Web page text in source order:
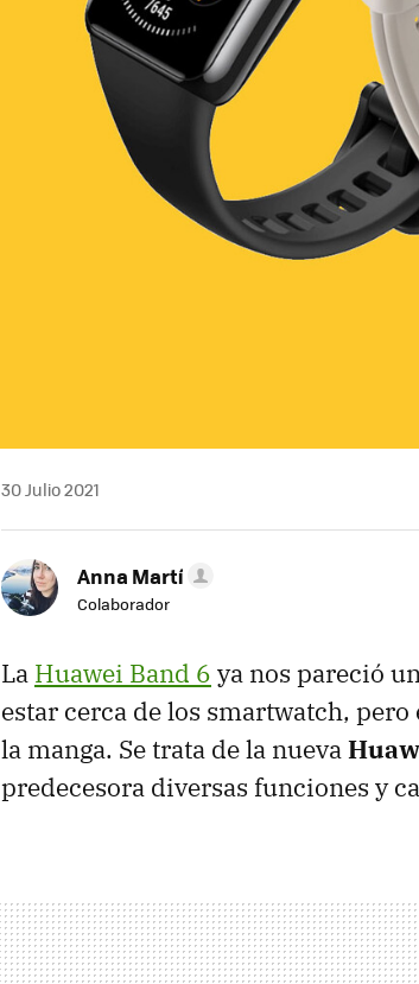
30 Julio 2021
Anna Martí
Colaborador
La Huawei Band 6 ya nos pareció
estar cerca de los smartwatch,
la manga. Se trata de la nueva
predecesora diversas funciones y